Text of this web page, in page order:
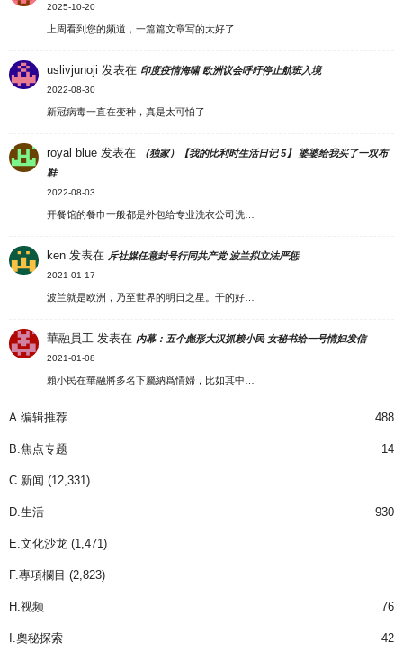
2025-10-20
上周看到您的频道，一篇篇文章写的太好了
uslivjunoji 发表在 印度疫情海啸 欧洲议会呼吁停止航班入境
2022-08-30
新冠病毒一直在变种，真是太可怕了
royal blue 发表在
（独家）【我的比利时生活日记 5】 婆婆给我买了一双布
鞋
2022-08-03
开餐馆的餐巾一般都是外包给专业洗衣公司洗…
ken 发表在 斥社媒任意封号行同共产党 波兰拟立法严惩
2021-01-17
波兰就是欧洲，乃至世界的明日之星。干的好…
華融員工 发表在 内幕：五个彪形大汉抓赖小民 女秘书给一号情妇发信
2021-01-08
賴小民在華融將多名下屬納爲情婦，比如其中…
A.编辑推荐 488
B.焦点专题 14
C.新闻 (12,331)
D.生活 930
E.文化沙龙 (1,471)
F.專項欄目 (2,823)
H.视频 76
I.奧秘探索 42